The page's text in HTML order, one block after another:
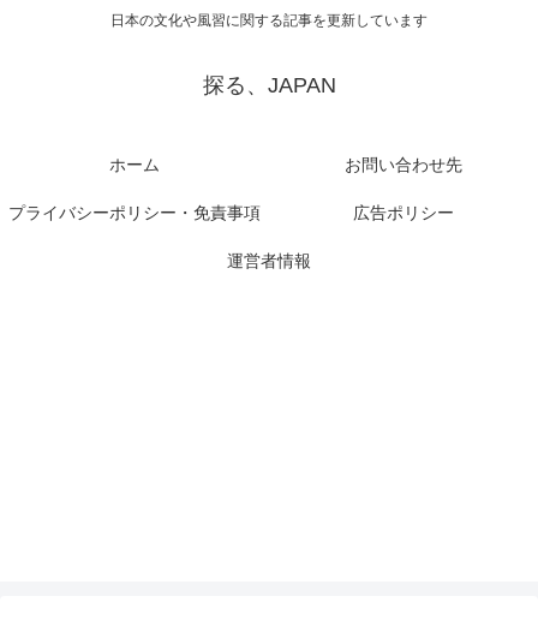
日本の文化や風習に関する記事を更新しています
探る、JAPAN
ホーム お問い合わせ先
プライバシーポリシー・免責事項 広告ポリシー
運営者情報